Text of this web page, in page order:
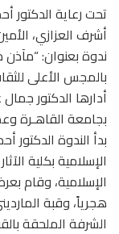
تحت رعاية الدكتور
أشرف العزازي،
ندوة بعنوان: “مآذن
بالمجس الأعلى
أدارها الدكتور جمال
بجامعة القاهـرة
بدأ الندوة
الإسلامية بكلية
هجرياً، وقبة
الشرفة الملحقة